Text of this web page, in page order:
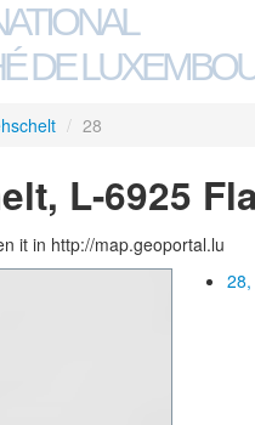
DE
/ 28
L-6925
it in http://map.geoportal.lu